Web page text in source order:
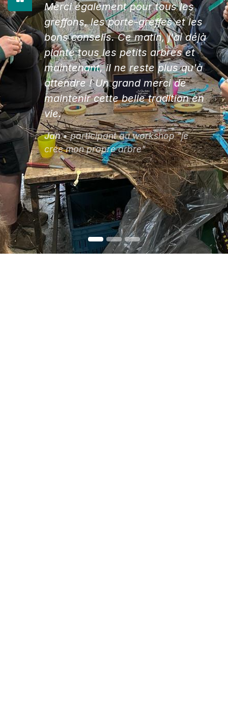
Merci également pour tous les
greffons, les porte-greffes et les
bons conseils. Ce matin, j'ai déjà
planté tous les petits arbres et
maintenant, il ne reste plus qu'à
attendre ! Un grand merci de
maintenir cette belle tradition en
vie.
Jan• participant au workshop "je
crée mon propre arbre"